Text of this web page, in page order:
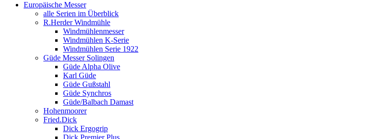
Europäische Messer
alle Serien im Überblick
R.Herder Windmühle
Windmühlenmesser
Windmühlen K-Serie
Windmühlen Serie 1922
Güde Messer Solingen
Güde Alpha Olive
Karl Güde
Güde Gußstahl
Güde Synchros
Güde/Balbach Damast
Hohenmoorer
Fried.Dick
Dick Ergogrip
Dick Premier Plus